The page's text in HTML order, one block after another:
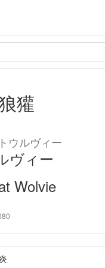
獾
ウルヴィー
ヴィー
Wolvie